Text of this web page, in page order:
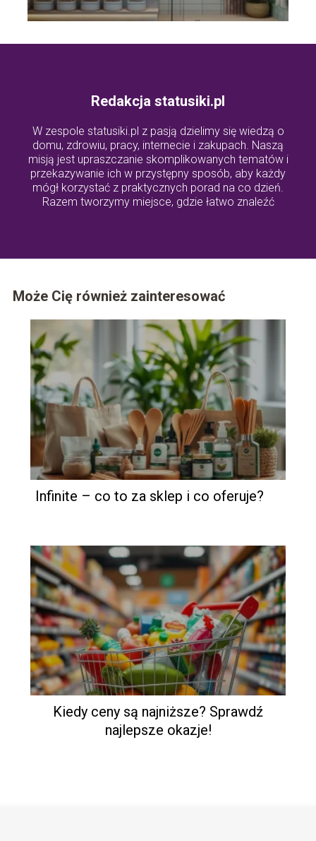
Redakcja statusiki.pl
W zespole statusiki.pl z pasją dzielimy się wiedzą o
domu, zdrowiu, pracy, internecie i zakupach. Naszą
misją jest upraszczanie skomplikowanych tematów i
przekazywanie ich w przystępny sposób, aby każdy
mógł korzystać z praktycznych porad na co dzień.
Razem tworzymy miejsce, gdzie łatwo znaleźć
Może Cię również zainteresować
Infinite – co to za sklep i co oferuje?
Kiedy ceny są najniższe? Sprawdź
najlepsze okazje!